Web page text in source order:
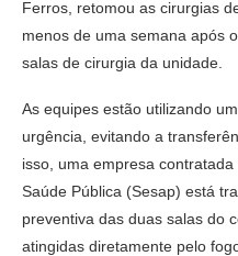
Ferros, retomou as cirurgias
menos de uma semana após
salas de cirurgia da unidade.
As equipes estão utilizando
urgência, evitando a
isso, uma empresa
Saúde Pública (Sesap) está
preventiva das duas salas do
atingidas diretamente pelo